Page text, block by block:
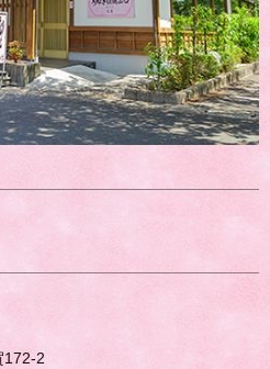
172-2